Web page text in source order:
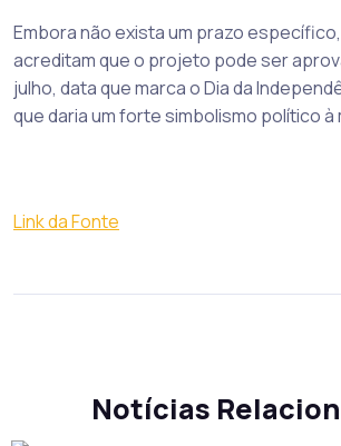
Embora não exista um prazo
acreditam que o projeto pode ser
julho, data que marca o Dia da
que daria um forte simbolismo político à
Link da Fonte
Notícias